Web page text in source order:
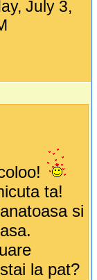
July 3,
ta!
si
la pat?